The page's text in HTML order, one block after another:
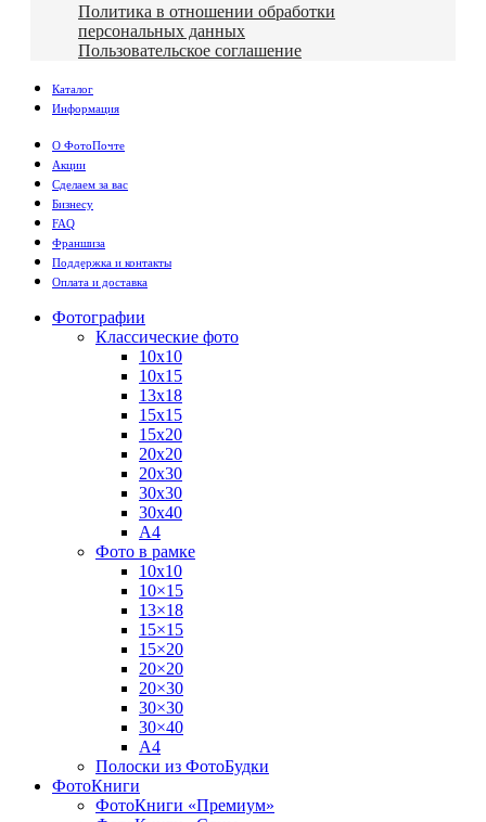
Политика в отношении обработки
персональных данных
Пользовательское соглашение
Каталог
Информация
О ФотоПочте
Акции
Сделаем за вас
Бизнесу
FAQ
Франшиза
Поддержка и контакты
Оплата и доставка
Фотографии
Классические фото
10х10
10х15
13х18
15х15
15х20
20х20
20х30
30х30
30х40
А4
Фото в рамке
10х10
10×15
13×18
15×15
15×20
20×20
20×30
30×30
30×40
A4
Полоски из ФотоБудки
ФотоКниги
ФотоКниги «Премиум»